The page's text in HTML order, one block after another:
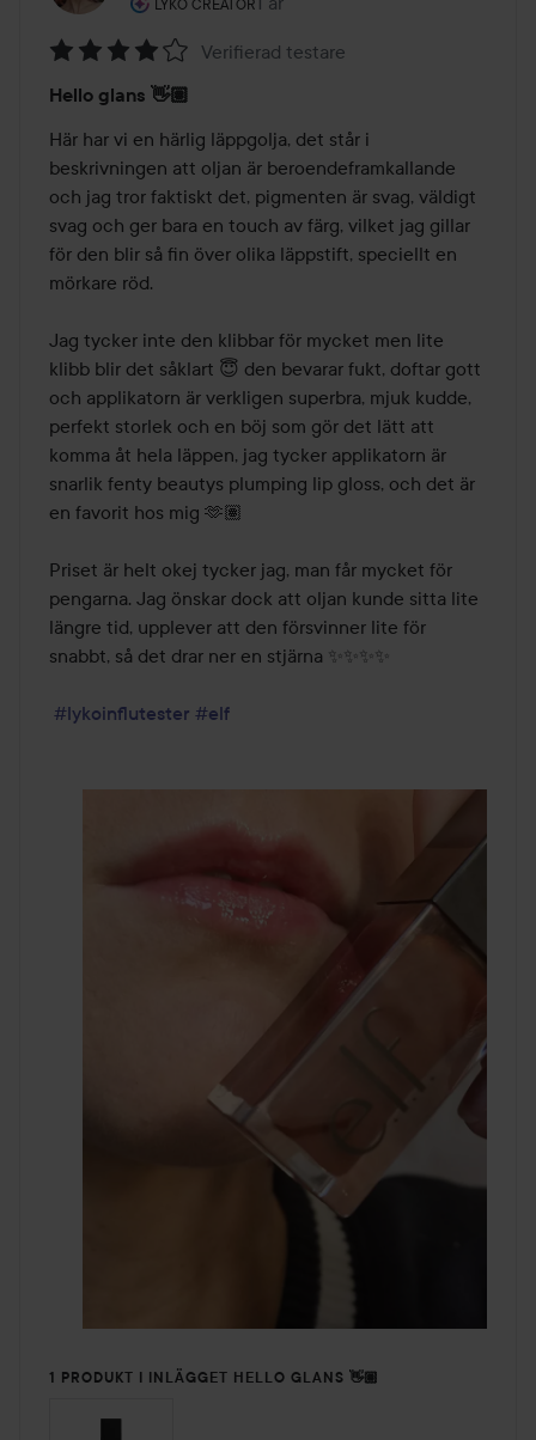
LYKO CREATOR
4
av
5
Verifierad testare
Hello glans 👋🏽
Här har vi en härlig läppgolja, det står i
beskrivningen att oljan är beroendeframkallande
och jag tror faktiskt det, pigmenten är svag, väldigt
svag och ger bara en touch av färg, vilket jag gillar
för den blir så fin över olika läppstift, speciellt en
mörkare röd.
Jag tycker inte den klibbar för mycket men lite
klibb blir det såklart 😇 den bevarar fukt, doftar gott
och applikatorn är verkligen superbra, mjuk kudde,
perfekt storlek och en böj som gör det lätt att
komma åt hela läppen, jag tycker applikatorn är
snarlik fenty beautys plumping lip gloss, och det är
en favorit hos mig 🫶🏽
Priset är helt okej tycker jag, man får mycket för
pengarna. Jag önskar dock att oljan kunde sitta lite
längre tid, upplever att den försvinner lite för
snabbt, så det drar ner en stjärna ✨️✨️✨️✨️
#lykoinflutester #elf
1 PRODUKT I INLÄGGET HELLO GLANS 👋🏽